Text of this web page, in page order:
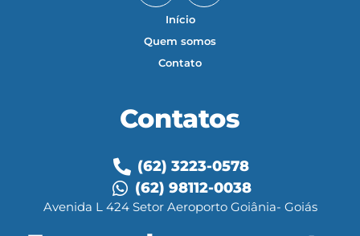
Início
Quem somos
Contato
Contatos
(62) 3223-0578
(62) 98112-0038
Avenida L 424 Setor Aeroporto Goiânia- Goiás